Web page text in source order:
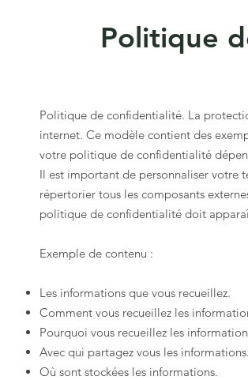
Politique
Politique de confidentialité. La
internet. Ce modèle contient des
votre politique de confidentialité
Il est important de personnaliser
répertorier tous les composants
politique de confidentialité doit
Exemple de contenu :
Les informations que vous recueillez.
Comment vous recueillez les
Pourquoi vous recueillez les
Avec qui partagez vous les
Où sont stockées les informations.